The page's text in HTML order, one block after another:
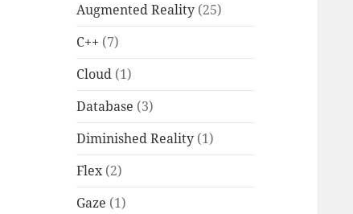
Augmented Reality (25)
C++ (7)
Cloud (1)
Database (3)
Diminished Reality (1)
Flex(2)
Gaze (1)